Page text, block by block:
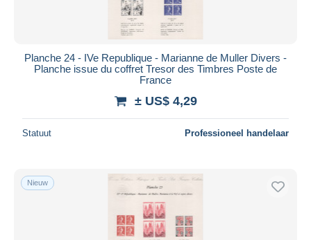
Planche 24 - IVe Republique - Marianne de Muller Divers -
Planche issue du coffret Tresor des Timbres Poste de
France
± US$ 4,29
Statuut Professioneel handelaar
Nieuw